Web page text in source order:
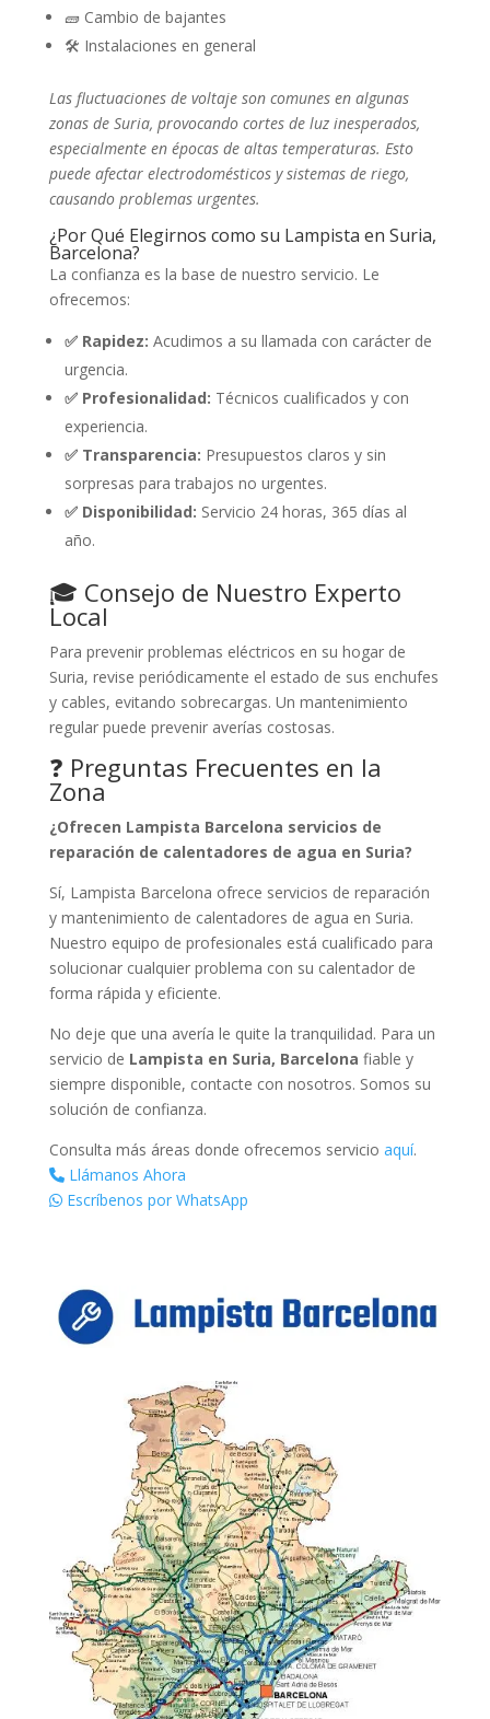
🧱 Cambio de bajantes
🛠️ Instalaciones en general
Las fluctuaciones de voltaje son comunes en algunas
zonas de Suria, provocando cortes de luz inesperados,
especialmente en épocas de altas temperaturas. Esto
puede afectar electrodomésticos y sistemas de riego,
causando problemas urgentes.
¿Por Qué Elegirnos como su Lampista en Suria,
Barcelona?
La confianza es la base de nuestro servicio. Le
ofrecemos:
✅ Rapidez: Acudimos a su llamada con carácter de
urgencia.
✅ Profesionalidad: Técnicos cualificados y con
experiencia.
✅ Transparencia: Presupuestos claros y sin
sorpresas para trabajos no urgentes.
✅ Disponibilidad: Servicio 24 horas, 365 días al
año.
🎓 Consejo de Nuestro Experto
Local
Para prevenir problemas eléctricos en su hogar de
Suria, revise periódicamente el estado de sus enchufes
y cables, evitando sobrecargas. Un mantenimiento
regular puede prevenir averías costosas.
❓ Preguntas Frecuentes en la
Zona
¿Ofrecen Lampista Barcelona servicios de
reparación de calentadores de agua en Suria?
Sí, Lampista Barcelona ofrece servicios de reparación
y mantenimiento de calentadores de agua en Suria.
Nuestro equipo de profesionales está cualificado para
solucionar cualquier problema con su calentador de
forma rápida y eficiente.
No deje que una avería le quite la tranquilidad. Para un
servicio de Lampista en Suria, Barcelona fiable y
siempre disponible, contacte con nosotros. Somos su
solución de confianza.
Consulta más áreas donde ofrecemos servicio aquí.
Llámanos Ahora
Escríbenos por WhatsApp